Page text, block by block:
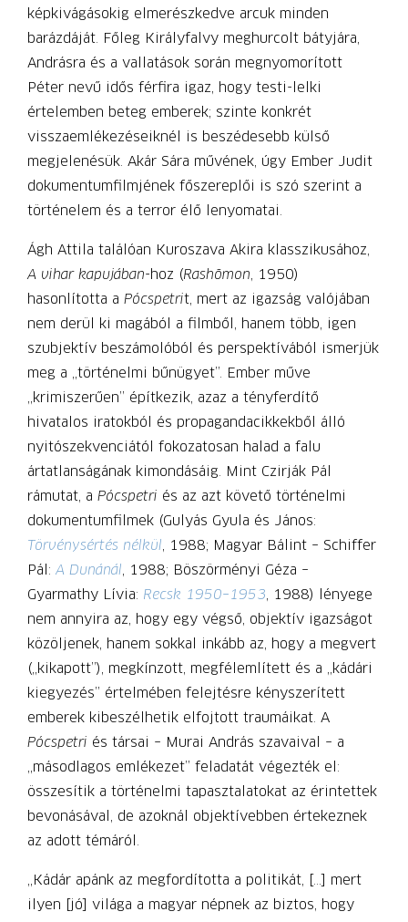
képkivágásokig elmerészkedve arcuk minden
barázdáját. Főleg Királyfalvy meghurcolt bátyjára,
Andrásra és a vallatások során megnyomorított
Péter nevű idős férfira igaz, hogy testi-lelki
értelemben beteg emberek; szinte konkrét
visszaemlékezéseiknél is beszédesebb külső
megjelenésük. Akár Sára művének, úgy Ember Judit
dokumentumfilmjének főszereplői is szó szerint a
történelem és a terror élő lenyomatai.
Ágh Attila találóan Kuroszava Akira klasszikusához,
A vihar kapujában-hoz (Rashōmon, 1950)
hasonlította a Pócspetrit, mert az igazság valójában
nem derül ki magából a filmből, hanem több, igen
szubjektív beszámolóból és perspektívából ismerjük
meg a „történelmi bűnügyet”. Ember műve
„krimiszerűen” építkezik, azaz a tényferdítő
hivatalos iratokból és propagandacikkekből álló
nyitószekvenciától fokozatosan halad a falu
ártatlanságának kimondásáig. Mint Czirják Pál
rámutat, a Pócspetri és az azt követő történelmi
dokumentumfilmek (Gulyás Gyula és János:
Törvénysértés nélkül, 1988; Magyar Bálint – Schiffer
Pál: A Dunánál, 1988; Böszörményi Géza –
Gyarmathy Lívia: Recsk 1950– 1953, 1988) lényege
nem annyira az, hogy egy végső, objektív igazságot
közöljenek, hanem sokkal inkább az, hogy a megvert
(„kikapott”), megkínzott, megfélemlített és a „kádári
kiegyezés” értelmében felejtésre kényszerített
emberek kibeszélhetik elfojtott traumáikat. A
Pócspetri és társai – Murai András szavaival – a
„másodlagos emlékezet” feladatát végezték el:
összesítik a történelmi tapasztalatokat az érintettek
bevonásával, de azoknál objektívebben értekeznek
az adott témáról.
„Kádár apánk az megfordította a politikát, […] mert
ilyen [jó] világa a magyar népnek az biztos, hogy